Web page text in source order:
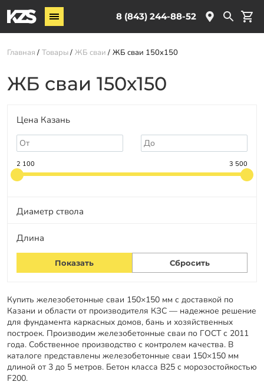
8 (843) 244-88-52
Винтовые сваи
ЖБ сваи
Комплектующие
Услуги
О компании
Новости
Партнёрам
Контакты
Отзывы
Гарантии
Заказать звонок
Главная Товары ЖБ сваи ЖБ сваи 150х150
ЖБ сваи 150х150
Цена Казань
2 100 3 500
Диаметр ствола
Длина
Купить железобетонные сваи 150×150 мм с доставкой по
Казани и области от производителя КЗС — надежное решение
для фундамента каркасных домов, бань и хозяйственных
построек. Производим железобетонные сваи по ГОСТ с 2011
года. Собственное производство с контролем качества. В
каталоге представлены железобетонные сваи 150×150 мм
длиной от 3 до 5 метров. Бетон класса В25 с морозостойкостью
F200.